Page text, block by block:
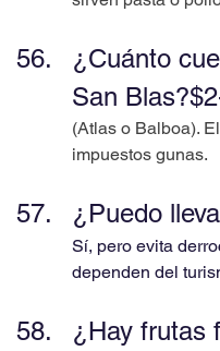
¿Cuánto
San
(Atlas o Balboa).
impuestos gunas.
¿Puedo
Sí, pero evita
dependen del
¿Hay frutas